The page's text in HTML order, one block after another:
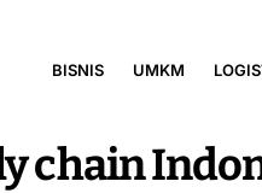
BISNIS UMKM
chain